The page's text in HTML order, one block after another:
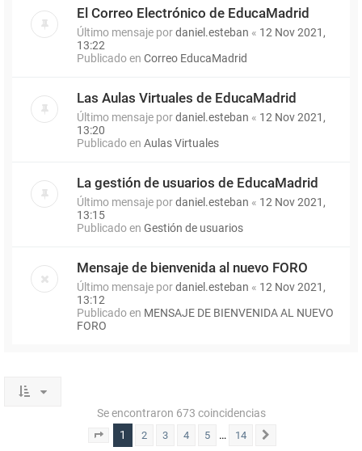
El Correo Electrónico de EducaMadrid
Último mensaje pordaniel.esteban « 12 Nov 2021,
13:22
Publicado en Correo EducaMadrid
Las Aulas Virtuales de EducaMadrid
Último mensaje pordaniel.esteban « 12 Nov 2021,
13:20
Publicado en Aulas Virtuales
La gestión de usuarios de EducaMadrid
Último mensaje pordaniel.esteban « 12 Nov 2021,
13:15
Publicado en Gestión de usuarios
Mensaje de bienvenida al nuevo FORO
Último mensaje pordaniel.esteban « 12 Nov 2021,
13:12
Publicado en MENSAJE DE BIENVENIDA AL NUEVO
FORO
Se encontraron 673 coincidencias
Página 1de 14
1 2 3 4 5 … 14